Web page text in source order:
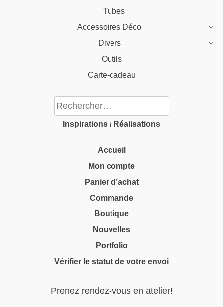
Tubes
Accessoires Déco
Divers
Outils
Carte-cadeau
Rechercher :
Inspirations / Réalisations
Accueil
Mon compte
Panier d’achat
Commande
Boutique
Nouvelles
Portfolio
Vérifier le statut de votre envoi
Prenez rendez-vous en atelier!